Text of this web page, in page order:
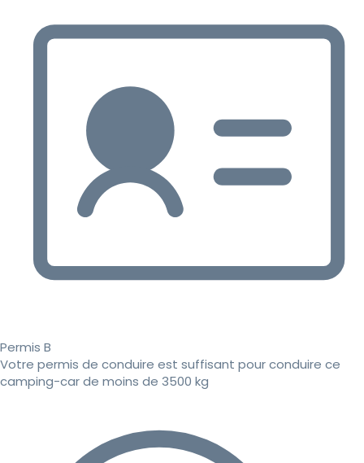
Permis B
Votre permis de conduire est suffisant pour conduire ce
camping-car de moins de 3500 kg